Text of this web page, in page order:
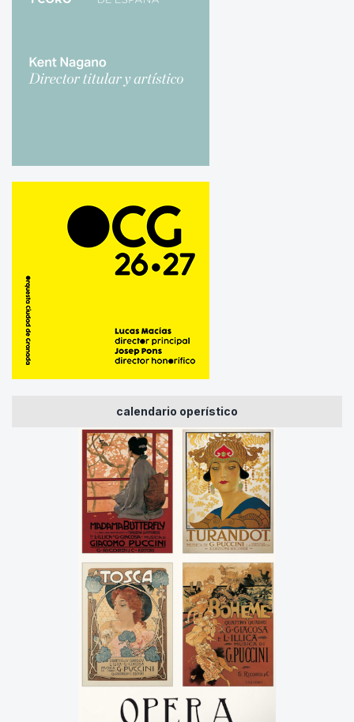
calendario operístico